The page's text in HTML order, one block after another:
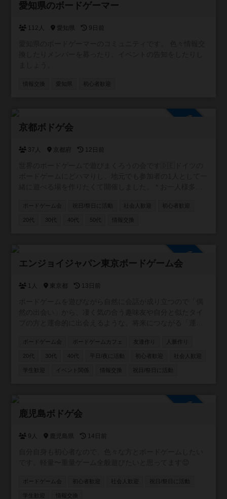
愛知県のボードゲーマー
112人 愛知県 9日前
情報交換 愛知県 初心者歓迎
京都ボドゲ会
37人 京都府 12日前
入退室時間は自由 もちろん、市外・府外の方も大歓迎で
す。 月1回程度、公共施設でオープン会を開催していま
再開していきますので、気長によろしくです〜🐈
ボードゲーム会 祝日/祭日に活動 社会人歓迎 初心者歓迎
20代 30代 40代 50代 情報交換
エンジョイジャパン東京ボードゲーム会
1人 東京都 13日前
企画しています✨ 公式ページ https://enjoyjp.jp/
ボードゲーム会 ボードゲームカフェ 友達作り 人脈作り
20代 30代 40代 平日/夜に活動 初心者歓迎 社会人歓迎
学生歓迎 イベント関係 情報交換 祝日/祭日に活動
鹿児島ボドゲ会
9人 鹿児島県 14日前
ボードゲーム会 初心者歓迎 社会人歓迎 祝日/祭日に活動
学生歓迎 情報交換